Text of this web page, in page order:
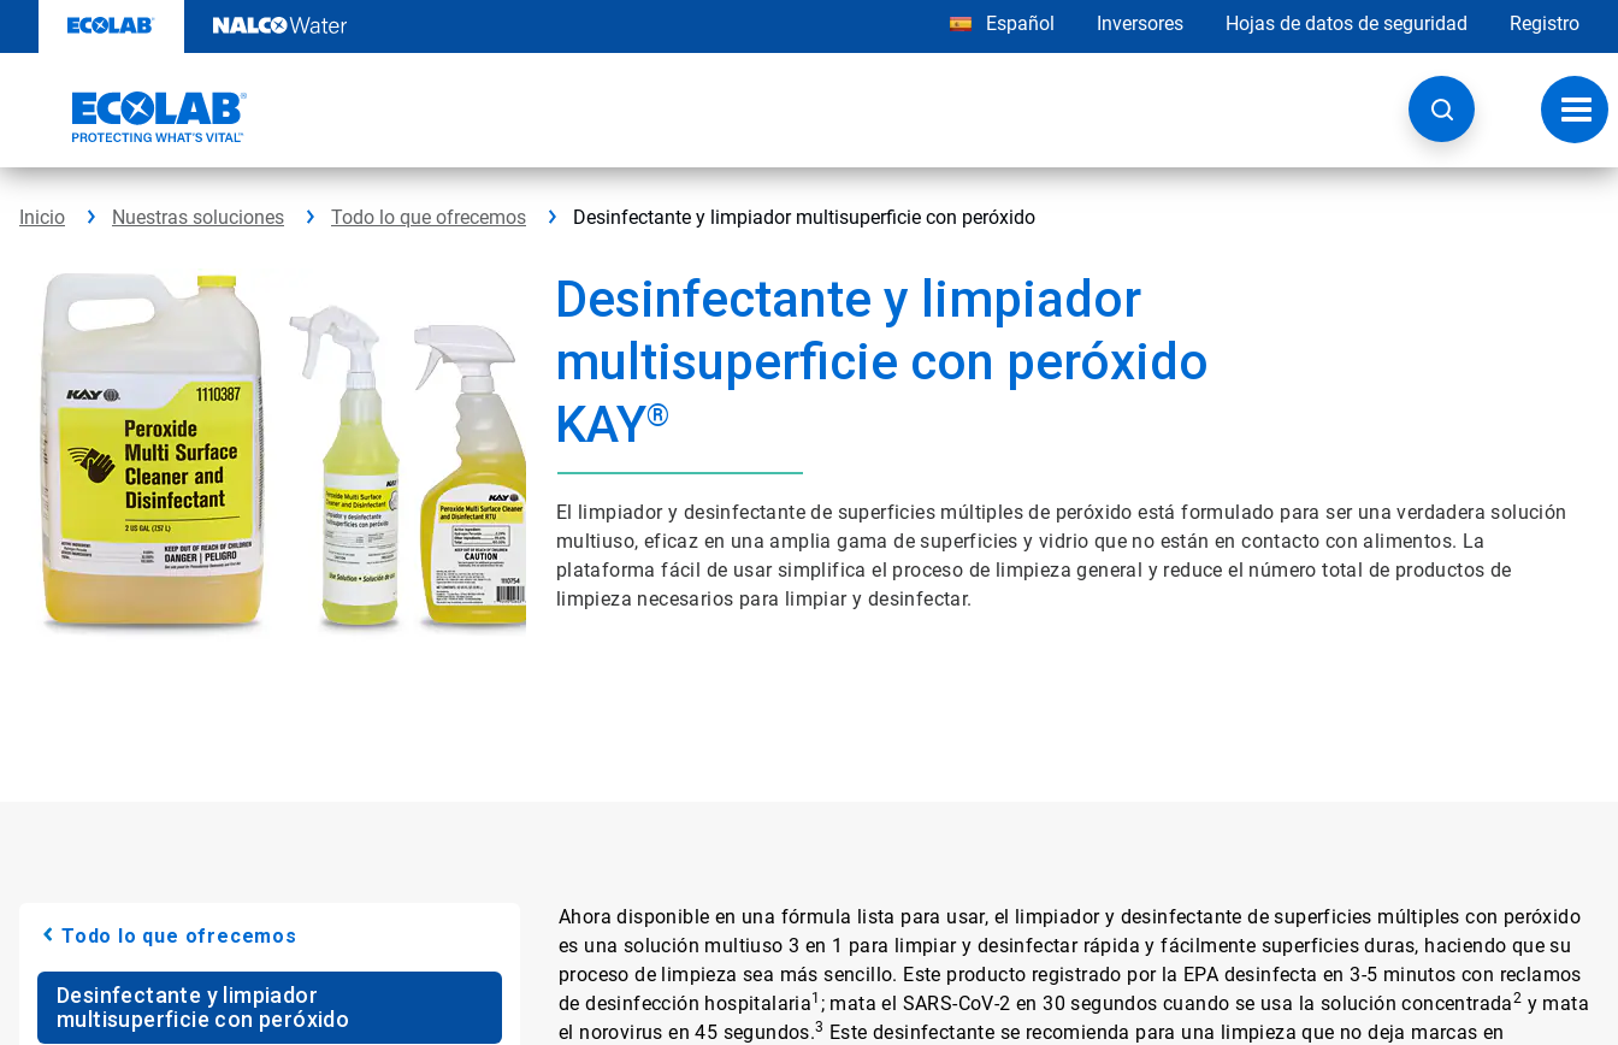
contenido
Español Inversores Hojas de datos de seguridad Registro
de
Inicio Nuestras soluciones Todo lo que ofrecemos Desinfectante y limpiador multisuperficie con peróxido
Desinfectante y limpiador
multisuperficie con peróxido
KAY®
El limpiador y desinfectante de superficies múltiples de peróxido está formulado para ser una verdadera solución
multiuso, eficaz en una amplia gama de superficies y vidrio que no están en contacto con alimentos. La
plataforma fácil de usar simplifica el proceso de limpieza general y reduce el número total de productos de
limpieza necesarios para limpiar y desinfectar.
Todo lo que ofrecemos
Desinfectante y limpiador
multisuperficie con peróxido
Ahora disponible en una fórmula lista para usar, el limpiador y desinfectante de superficies múltiples con peróxido
es una solución multiuso 3 en 1 para limpiar y desinfectar rápida y fácilmente superficies duras, haciendo que su
proceso de limpieza sea más sencillo. Este producto registrado por la EPA desinfecta en 3-5 minutos con reclamos
de desinfección hospitalaria1 ; mata el SARS-CoV-2 en 30 segundos cuando se usa la solución concentrada2 y mata
el norovirus en 45 segundos.3 Este desinfectante se recomienda para una limpieza que no deja marcas en